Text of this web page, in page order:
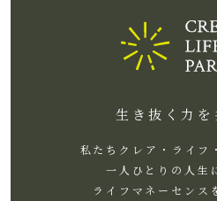
生き抜く力を
私たちクレア・ライフ
一人ひとりの人生
ライフマネーセンス